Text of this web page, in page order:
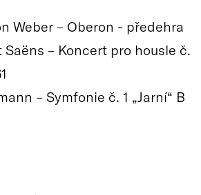
Weber – Oberon - předehra
Saëns – Koncert pro housle č.
– Symfonie č. 1 „Jarní“ B